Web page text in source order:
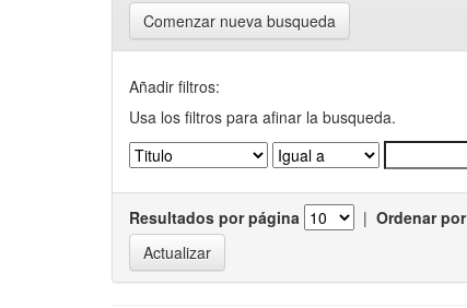
Comenzar nueva busqueda
Añadir filtros:
Usa los filtros para afinar la busqueda.
Resultados por página | Ordenar por